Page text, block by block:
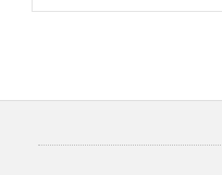
חבל
שחור-